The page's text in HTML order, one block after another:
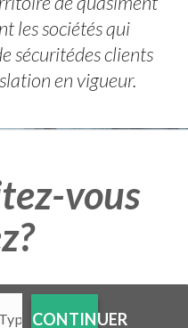
les sociétés qui
sécuritédes clients
en vigueur.
vous
CONTINUER